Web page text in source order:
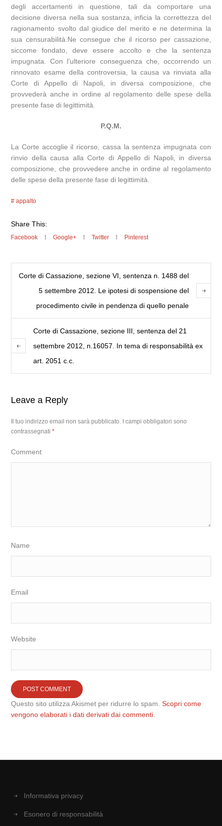
degli accertamenti in questione, tali da comportare una
decisione diversa nella sua sostanza, inficia la correttezza del
ragionamento svolto dal giudice del merito e ne determina la
sua censurabilità.Ne consegue che il ricorso per cassazione,
siccome fondato, deve essere accolto e che la sentenza
impugnata. Con l’ulteriore conseguenza che, occorrendo un
rinnovato esame della controversia, la causa va rinviata alla
Corte di Appello di Napoli, in diversa composizione, che
provvederà anche in ordine al regolamento delle spese della
presente fase di legittimità.
P.Q.M.
La Corte accoglie il ricorso, cassa la sentenza impugnata con
rinvio della causa alla Corte di Appello di Napoli, in diversa
composizione, che provvedere anche in ordine al regolamento
delle spese della presente fase di legittimità.
appalto
Share This:
Facebook Google+ Twitter Pinterest
Corte di Cassazione, sezione VI, sentenza n. 1488 del
5 settembre 2012. Le ipotesi di sospensione del
procedimento civile in pendenza di quello penale
Corte di Cassazione, sezione III, sentenza del 21
settembre 2012, n.16057. In tema di responsabilità ex
art. 2051 c.c.
Leave a Reply
Il tuo indirizzo email non sarà pubblicato. I campi obbligatori sono
contrassegnati*
Comment
Name
Email
Website
Questo sito utilizza Akismet per ridurre lo spam.Scopri come
vengono elaborati i dati derivati dai commenti
Informativa privacy
Esonero di responsabilità